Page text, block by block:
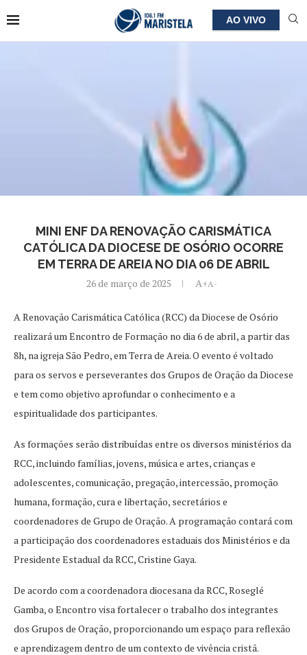
AO VIVO
MINI ENF DA RENOVAÇÃO CARISMÁTICA
CATÓLICA DA DIOCESE DE OSÓRIO OCORRE
EM TERRA DE AREIA NO DIA 06 DE ABRIL
26 de março de 2025 A+A-
A Renovação Carismática Católica (RCC) da Diocese de Osório
realizará um Encontro de Formação no dia 6 de abril, a partir das
8h, na igreja São Pedro, em Terra de Areia. O evento é voltado
para os servos e perseverantes dos Grupos de Oração da Diocese
e tem como objetivo aprofundar o conhecimento e a
espiritualidade dos participantes.
As formações serão distribuídas entre os diversos ministérios da
RCC, incluindo famílias, jovens, música e artes, crianças e
adolescentes, comunicação, pregação, intercessão, promoção
humana, formação, cura e libertação, secretários e
coordenadores de Grupo de Oração. A programação contará com
a participação dos coordenadores estaduais dos Ministérios e da
Presidente Estadual da RCC, Cristine Gaya.
De acordo com a coordenadora diocesana da RCC, Roseglé
Gamba, o Encontro visa fortalecer o trabalho dos integrantes
dos Grupos de Oração, proporcionando um espaço para reflexão
e aprendizagem dentro de um contexto de vivência cristã.